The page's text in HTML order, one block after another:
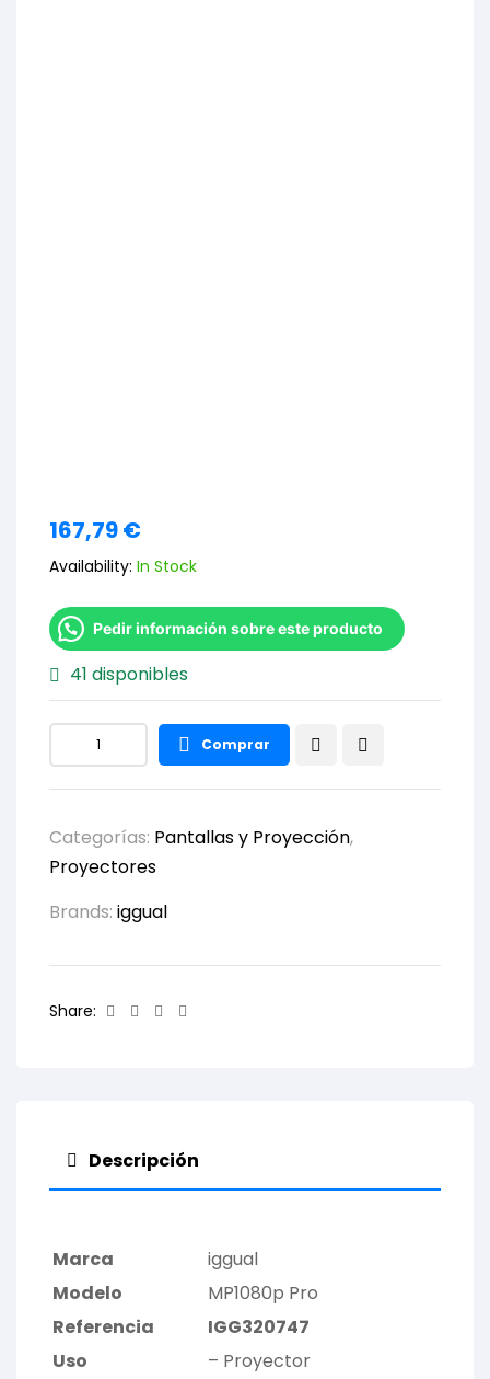
167,79€
Availability: In Stock
Pedir información sobre este producto
41 disponibles
Comprar
Categorías: Pantallas y Proyección,
Proyectores
Brands: iggual
Share: Facebook
TwitterLinkedin
Descripción
Marca
iggual
Modelo
MP1080p Pro
Referencia
IGG320747
Uso
– Proyector